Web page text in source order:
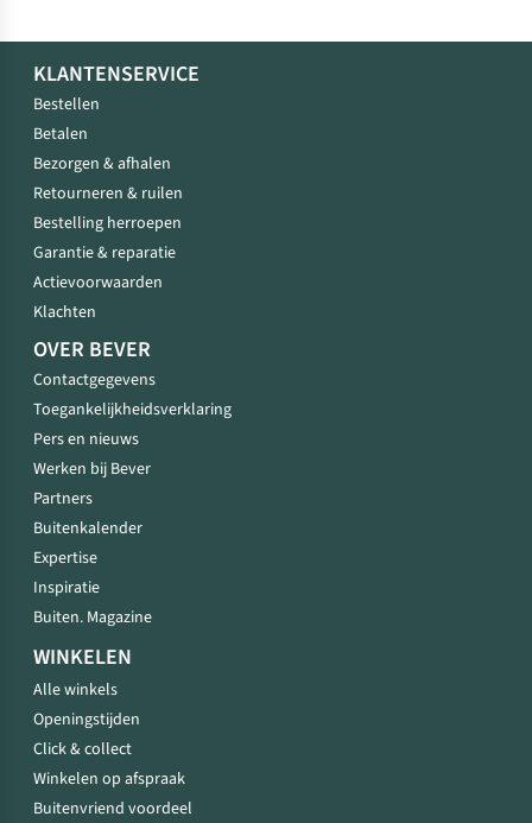
KLANTENSERVICE
Bestellen
Betalen
Bezorgen & afhalen
Retourneren & ruilen
Bestelling herroepen
Garantie & reparatie
Actievoorwaarden
Klachten
OVER BEVER
Contactgegevens
Toegankelijkheidsverklaring
Pers en nieuws
Werken bij Bever
Partners
Buitenkalender
Expertise
Inspiratie
Buiten. Magazine
WINKELEN
Alle winkels
Openingstijden
Click & collect
Winkelen op afspraak
Buitenvriend voordeel